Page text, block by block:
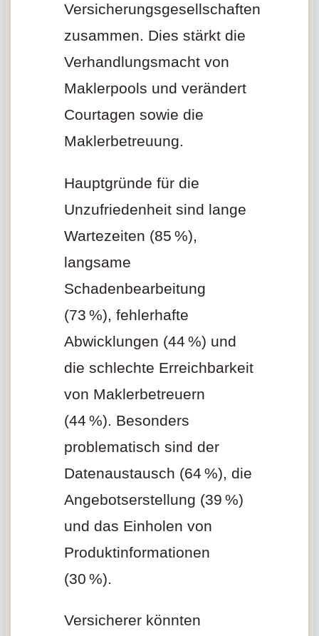
Versicherungsgesellschaften
zusammen. Dies stärkt die
Verhandlungsmacht von
Maklerpools und verändert
Courtagen sowie die
Maklerbetreuung.
Hauptgründe für die
Unzufriedenheit sind lange
Wartezeiten (85 %),
langsame
Schadenbearbeitung
(73 %), fehlerhafte
Abwicklungen (44 %) und
die schlechte Erreichbarkeit
von Maklerbetreuern
(44 %). Besonders
problematisch sind der
Datenaustausch (64 %), die
Angebotserstellung (39 %)
und das Einholen von
Produktinformationen
(30 %).
Versicherer könnten